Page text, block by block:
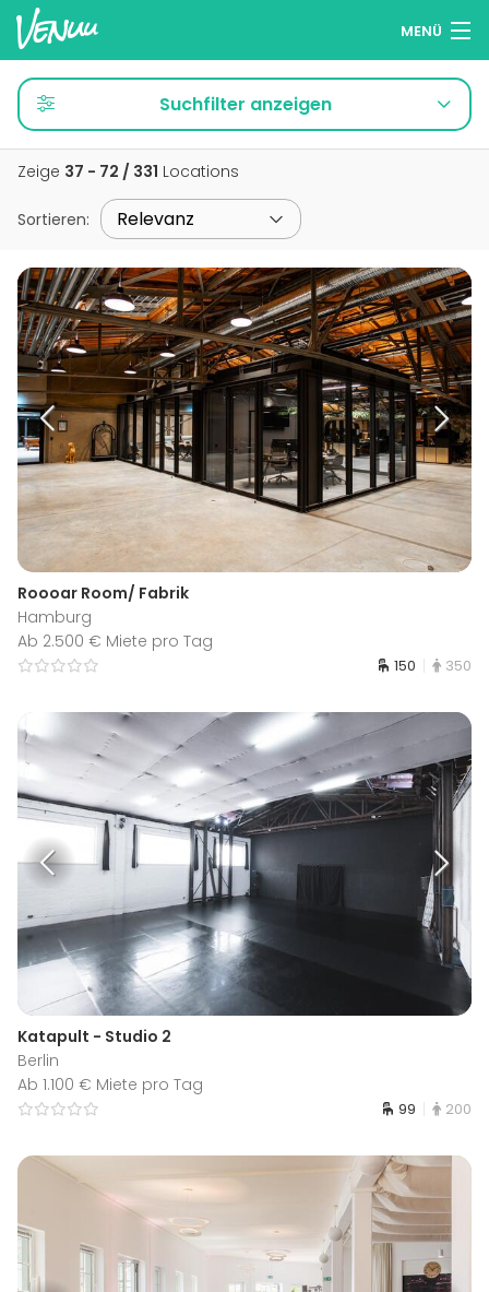
MENÜ
Locations entdecken
Wunschlisten
Anmelden
Deutsch
Location hinzufügen
Suchfilter anzeigen
Zeige 37 - 72 / 331 Locations
Sortieren:
Roooar Room/ Fabrik
Hamburg
Ab 2.500 € Miete pro Tag
150 350
Katapult - Studio 2
Berlin
Ab 1.100 € Miete pro Tag
99 200